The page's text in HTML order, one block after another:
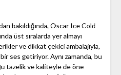
bakıldığında, Oscar Ice Cold
üst sıralarda yer almayı
ve dikkat çekici ambalajıyla,
ses getiriyor. Aynı zamanda, bu
tazelik ve kaliteyle de öne